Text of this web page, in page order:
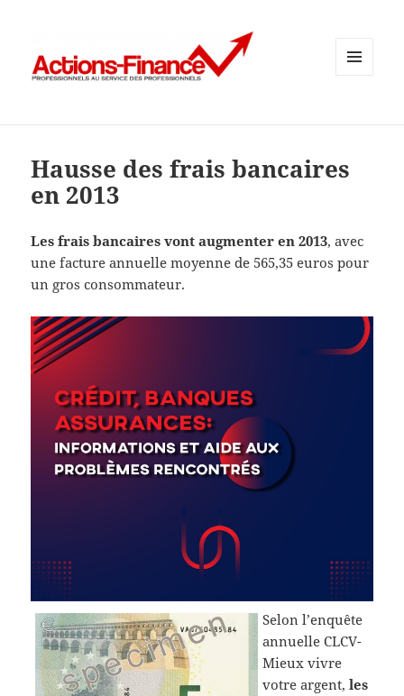
Hausse des frais bancaires
en 2013
Les frais bancaires vont augmenter en 2013, avec
une facture annuelle moyenne de 565,35 euros pour
un gros consommateur.
Selon l’enquête
annuelle CLCV-
Mieux vivre
votre argent,les